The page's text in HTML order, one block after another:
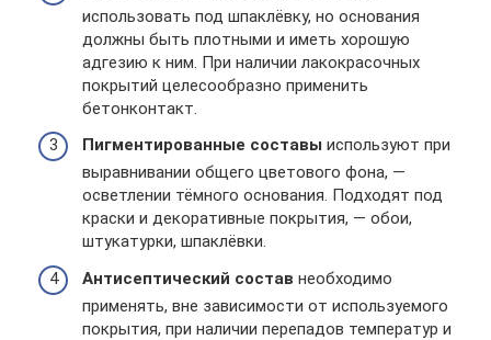
использовать под шпаклёвку, но основания
должны быть плотными и иметь хорошую
адгезию к ним. При наличии лакокрасочных
покрытий целесообразно применить
бетонконтакт.
Пигментированные составы используют при
выравнивании общего цветового фона, —
осветлении тёмного основания. Подходят под
краски и декоративные покрытия, — обои,
штукатурки, шпаклёвки.
Антисептический состав необходимо
применять, вне зависимости от используемого
покрытия, при наличии перепадов температур и